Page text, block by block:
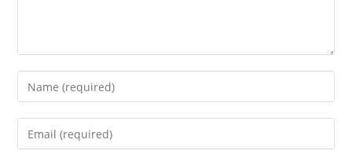
Enter
your
name
Enter
your